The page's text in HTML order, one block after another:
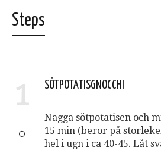
Steps
1 SÖTPOTATISGNOCCHI
Nagga sötpotatisen och
15 min (beror på
hel i ugn i ca 40-45. Låt